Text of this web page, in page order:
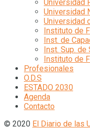
Universidad
Universidad
Universidad
Instituto de
Inst. de
Inst. Sup. de
Instituto de
Profesionales
O.D.S
ESTADO 2030
Agenda
Contacto
© 2020 El Diario de las